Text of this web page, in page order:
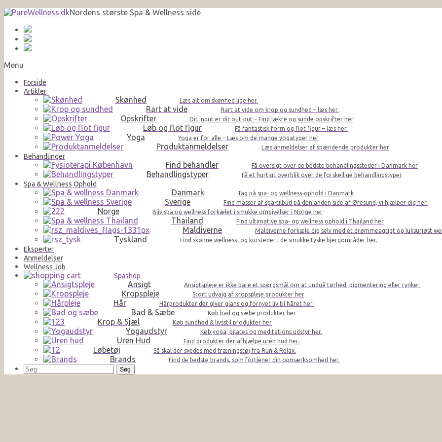
Nordens største Spa & Wellness side
Menu
Forside
Artikler
Skønhed Læs alt om skønhed lige her.
Rart at vide Rart at vide om krop og sundhed – læs her.
Opskrifter Dit input er dit out-put – Find lækre og sunde opskrifter her
Løb og flot figur Få fantastisk form og flot figur – læs her.
Yoga Yoga er for alle – Læs om de mange yogatyper her
Produktanmeldelser Læs anmeldelser af spændende produkter her
Behandlinger
Find behandler Få oversigt over de bedste behandlingssteder i Danmark her
Behandlingstyper Få et hurtigt overblik over de forskellige behandlingstyper
Spa & Wellness Ophold
Danmark Tag på spa- og wellness-ophold i Danmark
Sverige Find masser af spa-tilbud på den anden side af Øresund, vi hjælper dig her.
Norge Bliv spa og wellness forkælet i smukke omgivelser i Norge her
Thailand Find ultimative spa- og wellness ophold i Thailand her
Maldiverne Maldiverne forkæle dig selv med et drømmeagtigt og luksuriøst
Tyskland Find skønne wellness- og kursteder i de smukke tyske bjergområder her.
Eksperter
Anmeldelser
Wellness Job
Spashop
Ansigt Ansigtspleje er ikke bare et spørgsmål om at undgå tørhed, pigmentering eller rynker.
Kropspleje Stort udvalg af kropspleje produkter her
Hår Hårprodukter der giver glans og fornyet liv til håret her.
Bad & Sæbe Køb bad og sæbe produkter her
Krop & Sjæl Køb sundhed & livsstil produkter her
Yogaudstyr Køb yoga, pilates og meditations udstyr her.
Uren Hud Find produkter der afhjælpe uren hud her.
Løbetøj Så skal der svedes med træningstøj fra Run & Relax.
Brands Find de bedste brands, som fortjener din opmærksomhed her.
Søg
efter: